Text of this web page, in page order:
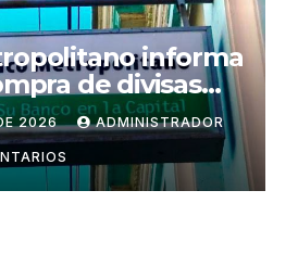
informa
de divisas
y mipymes
Cuba
2026 ADMINISTRADOR